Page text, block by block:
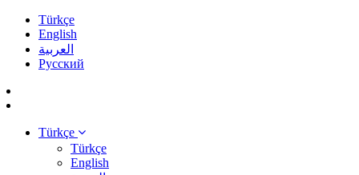
Türkçe
English
العربية
Pусский
Türkçe
Türkçe
English